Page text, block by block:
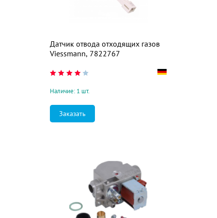
Датчик отвода отходящих газов
Viessmann, 7822767
Заказать
Наличие: 1 шт.